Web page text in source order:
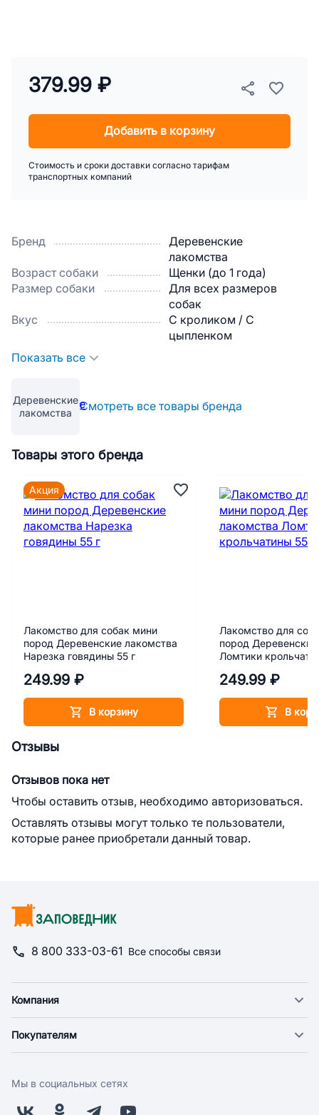
Бренд
Деревенские
лакомства
Возраст собаки
Щенки (до 1 года)
Размер собаки
Для всех размеров
собак
Вкус
С кроликом / С
цыпленком
Показать все
Деревенские
лакомства
Смотреть все товары бренда
379.99 ₽
Добавить в корзину
Стоимость и сроки доставки согласно тарифам
транспортных компаний
Товары этого бренда
Лакомство для собак мини
пород Деревенские лакомства
Нарезка говядины 55 г
249.99 ₽
В корзину
Акция
Лакомство для
пород
Ломтики
249.99 ₽
В
Отзывы
Отзывов пока нет
Чтобы оставить отзыв, необходимо авторизоваться.
Оставлять отзывы могут только те пользователи,
которые ранее приобретали данный товар.
8 800 333-03-61 Все способы связи
Компания
Новости
Поставщикам
Покупателям
Оплата
Мы в социальных сетях